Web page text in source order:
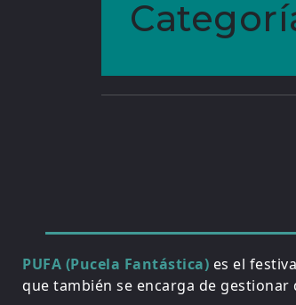
PUFA (Pucela Fantástica) es el
que también se encarga de gestionar